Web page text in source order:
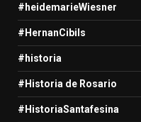
#heidemarieWiesner
#HernanCibils
#historia
#Historia de Rosario
#HistoriaSantafesina